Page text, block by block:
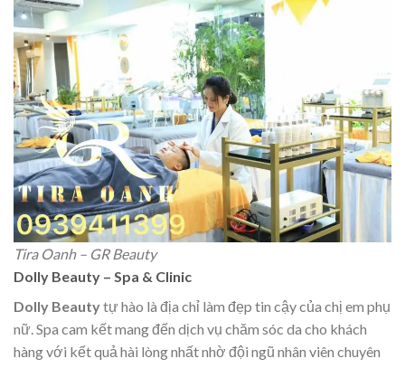
Tira Oanh – GR Beauty
Dolly Beauty – Spa & Clinic
Dolly Beautytự hào là địa chỉ làm đẹp tin cậy của chị em phụ
nữ. Spa cam kết mang đến dịch vụ chăm sóc da cho khách
hàng với kết quả hài lòng nhất nhờ đội ngũ nhân viên chuyên